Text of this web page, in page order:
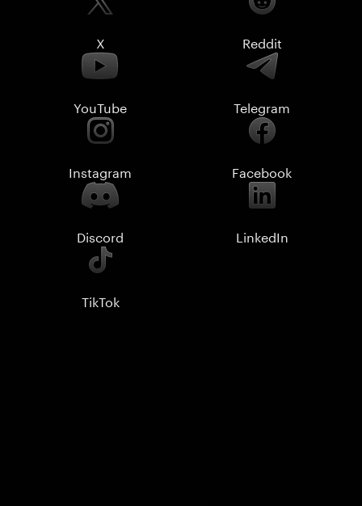
X Reddit
YouTube Telegram
Instagram Facebook
Discord LinkedIn
TikTok